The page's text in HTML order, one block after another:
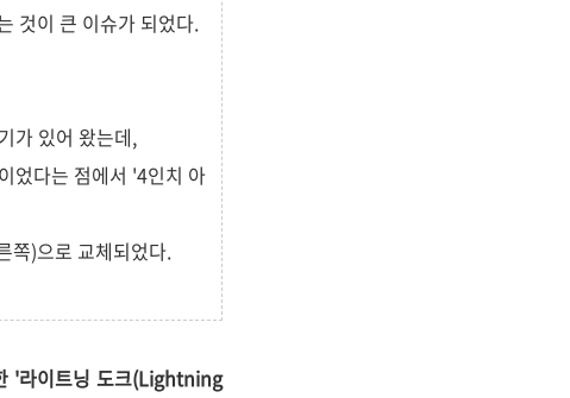
것이 큰 이슈가 되었다.
가 있어 왔는데,
었다는 점에서 '4인치 아
쪽)으로 교체되었다.
'라이트닝 도크(Lightning